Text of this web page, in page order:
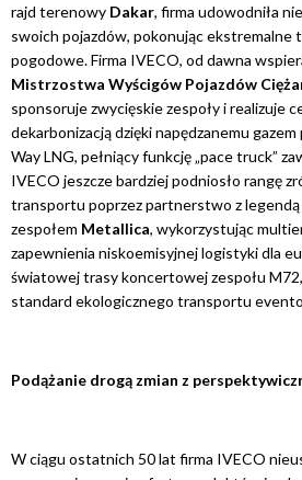
rajd terenowy Dakar, firma udowodniła
swoich pojazdów, pokonując ekstremalne
pogodowe. Firma IVECO, od dawna
Mistrzostwa Wyścigów Pojazdów
sponsoruje zwycięskie zespoły i realizuje
dekarbonizacją dzięki napędzanemu
Way LNG, pełniący funkcję „pace truck”
IVECO jeszcze bardziej podniosło rangę
transportu poprzez partnerstwo z legendą
zespołem Metallica, wykorzystując
zapewnienia niskoemisyjnej logistyki dla
światowej trasy koncertowej zespołu
standard ekologicznego transportu
Podążanie drogą zmian z
W ciągu ostatnich 50 lat firma IVECO